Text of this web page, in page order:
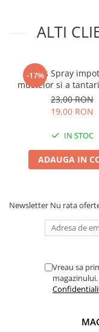
Cantare
Chei fixe
Cleste
Colier / Faseta
Consumabile
Demarouri drujba
Discuri debitare
Diverse
Feronerie si accesorii
Fire motocoasa
Flexuri si Polizoare
Hranitoare/
ALTI
-17%
Bros Spray
mustelor si a
ml
23,00 RON
19,00 RON
IN STOC
ADAUGA IN
Newsletter Nu rata
Vreau sa